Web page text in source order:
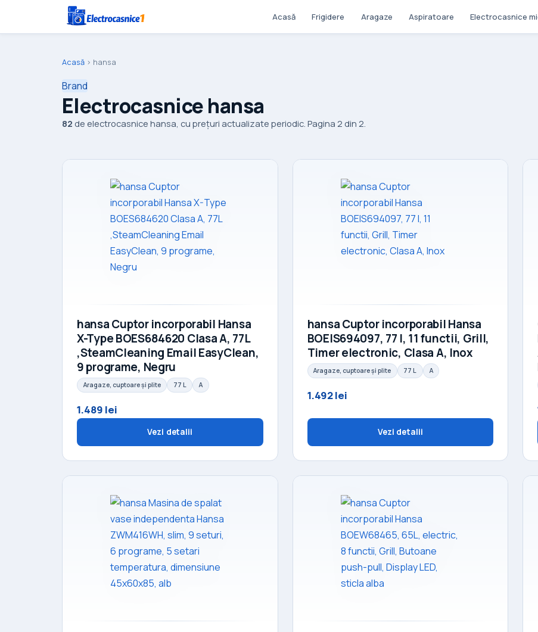
Acasă Frigidere Aragaze Aspiratoare Electrocasnice
Acasă › hansa
Brand
Electrocasnice hansa
82 de electrocasnice hansa, cu prețuri actualizate periodic. Pagina 2 din 2.
hansa Cuptor incorporabil Hansa
X-Type BOES684620 Clasa A, 77L
,SteamCleaning Email EasyClean,
9 programe, Negru
Aragaze, cuptoare și plite 77 L A
1.489 lei
Vezi detalii
hansa Cuptor incorporabil Hansa
BOEIS694097, 77 l, 11 functii, Grill,
Timer electronic, Clasa A, Inox
Aragaze, cuptoare și plite 77 L A
1.492 lei
Vezi detalii